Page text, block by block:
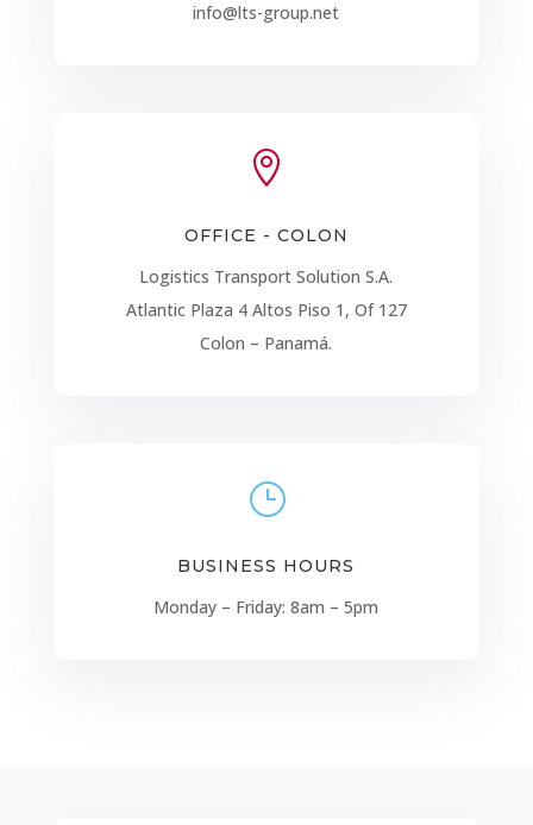
info@lts-group.net

OFFICE - COLON
Logistics Transport Solution S.A.
Atlantic Plaza 4 Altos Piso 1, Of 127
Colon – Panamá.
}
BUSINESS HOURS
Monday – Friday: 8am – 5pm